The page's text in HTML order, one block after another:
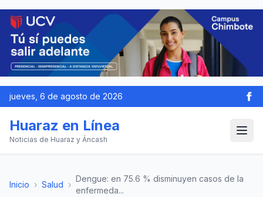
jueves, 6 de agosto de 2026
Huaraz en Línea
Noticias de Huaraz y Áncash
Inicio › Salud ›
Dengue: en 75.6 % disminuyen casos de la
enfermeda...